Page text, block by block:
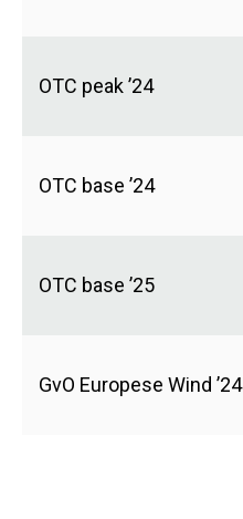
OTC peak ’24
OTC base ’24
OTC base ’25
GvO Europese Wind ’24